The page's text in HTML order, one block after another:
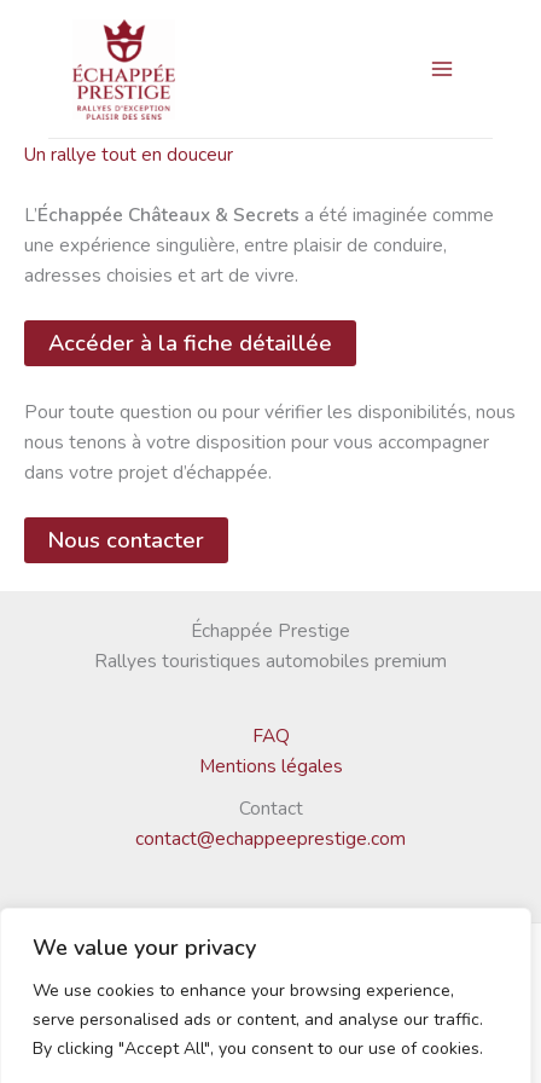
We value your privacy
We use cookies to enhance your browsing experience,
serve personalised ads or content, and analyse our traffic.
By clicking "Accept All", you consent to our use of cookies.
Menu
Un rallye tout en douceur
L’Échappée Châteaux & Secrets a été imaginée comme
une expérience singulière, entre plaisir de conduire,
adresses choisies et art de vivre.
Accéder à la fiche détaillée
Pour toute question ou pour vérifier les disponibilités, nous
nous tenons à votre disposition pour vous accompagner
dans votre projet d’échappée.
Nous contacter
Échappée Prestige
Rallyes touristiques automobiles premium
FAQ
Mentions légales
Contact
contact@echappeeprestige.com
© 2025 Échappée Prestige | Tous droits réservés